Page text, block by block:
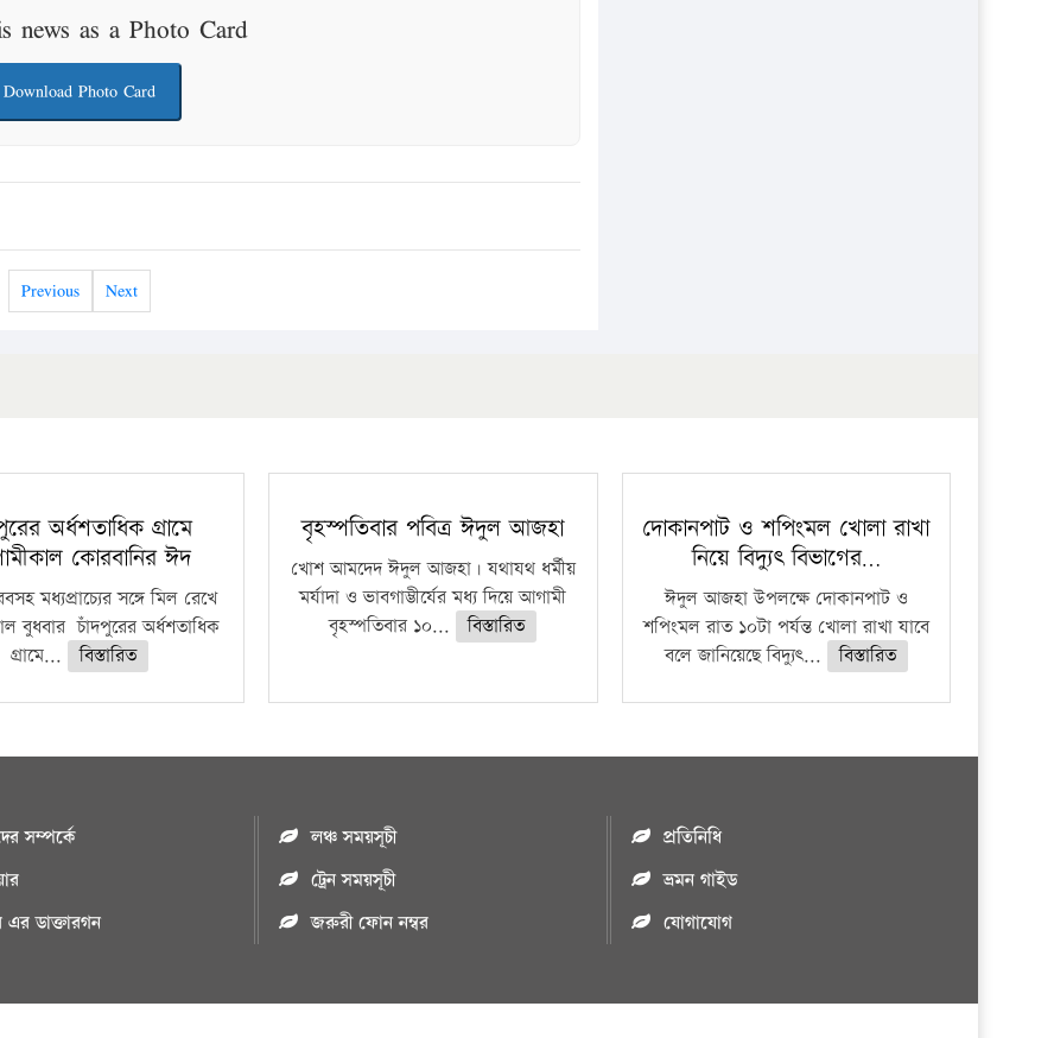
news as a Photo Card
Download Photo Card
Previous Next
অর্ধশতাধিক গ্রামে
কোরবানির ঈদ
মধ্যপ্রাচ্যের সঙ্গে মিল রেখে
বুধবার চাঁদপুরের অর্ধশতাধিক
গ্রামে...
বিস্তারিত
বৃহস্পতিবার পবিত্র ঈদুল আজহা
খোশ আমদেদ ঈদুল আজহা। যথাযথ ধর্মীয়
মর্যাদা ও ভাবগাম্ভীর্যের মধ্য দিয়ে আগামী
বৃহস্পতিবার ১০...
বিস্তারিত
দোকানপাট ও শপিংমল খোলা রাখা
নিয়ে বিদ্যুৎ বিভাগের…
ঈদুল আজহা উপলক্ষে দোকানপাট ও
শপিংমল রাত ১০টা পর্যন্ত খোলা রাখা যাবে
বলে জানিয়েছে বিদ্যুৎ...
বিস্তারিত
সম্পর্কে
এর ডাক্তারগন
লঞ্চ সময়সূচী
ট্রেন সময়সূচী
জরুরী ফোন নম্বর
প্রতিনিধি
ভ্রমন গাইড
যোগাযোগ